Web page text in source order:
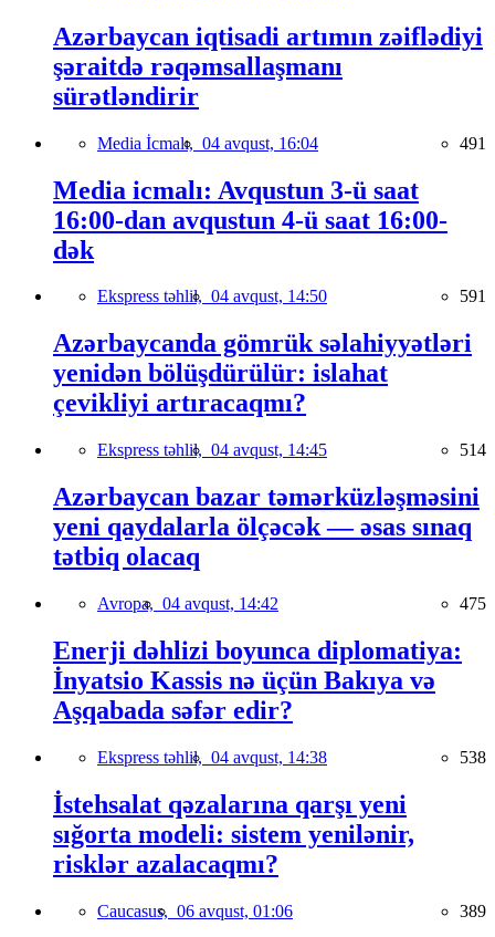
Azərbaycan iqtisadi artımın zəiflədiyi
şəraitdə rəqəmsallaşmanı
sürətləndirir
Media İcmalı, 04 avqust, 16:04 491
Media icmalı: Avqustun 3-ü saat
16:00-dan avqustun 4-ü saat 16:00-
dək
Ekspress təhlil, 04 avqust, 14:50 591
Azərbaycanda gömrük səlahiyyətləri
yenidən bölüşdürülür: islahat
çevikliyi artıracaqmı?
Ekspress təhlil, 04 avqust, 14:45 514
Azərbaycan bazar təmərküzləşməsini
yeni qaydalarla ölçəcək — əsas sınaq
tətbiq olacaq
Avropa, 04 avqust, 14:42 475
Enerji dəhlizi boyunca diplomatiya:
İnyatsio Kassis nə üçün Bakıya və
Aşqabada səfər edir?
Ekspress təhlil, 04 avqust, 14:38 538
İstehsalat qəzalarına qarşı yeni
sığorta modeli: sistem yenilənir,
risklər azalacaqmı?
Caucasus, 06 avqust, 01:06 389